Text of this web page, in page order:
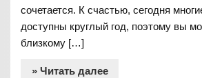
сочетается. К счастью, сегодня
доступны круглый год, поэтому вы
близкому […]
» Читать далее